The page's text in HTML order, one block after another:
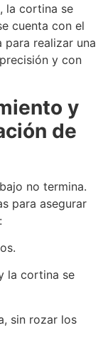
la cortina se
cuenta con el
para realizar una
y con
y
de
no termina.
para asegurar
la cortina se
sin rozar los